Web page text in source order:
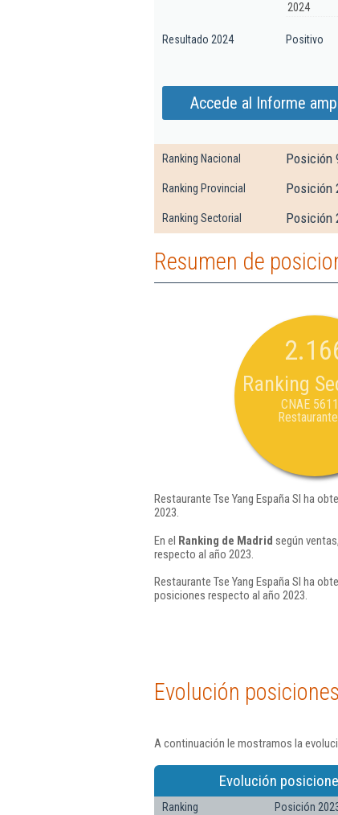
2024
Resultado 2024 Positivo
Accede al Informe
Ranking Nacional Posición
Ranking Provincial Posición
Ranking Sectorial Posición
Resumen de
Ranking
CNAE
Restaurante Tse Yang España Sl ha
2023.
En el Ranking de Madrid según
respecto al año 2023.
Restaurante Tse Yang España Sl ha
posiciones respecto al año 2023.
Evolución
A continuación le mostramos la
Evolución
Ranking Posición